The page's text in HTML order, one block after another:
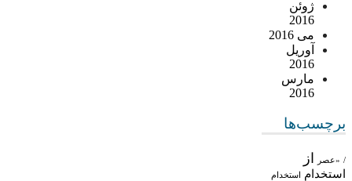
ژوئن
2016
می 2016
آوریل
2016
مارس
2016
برچسب‌ها
/ «عصر از
استخدام استخدام